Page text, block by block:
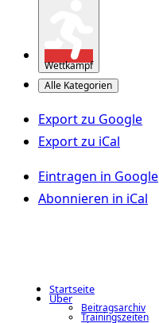
Wettkampf
Alle Kategorien
Export zu Google
Export zu iCal
Eintragen in Google
Abonnieren in iCal
Startseite
Über
Beitragsarchiv
Trainingszeiten